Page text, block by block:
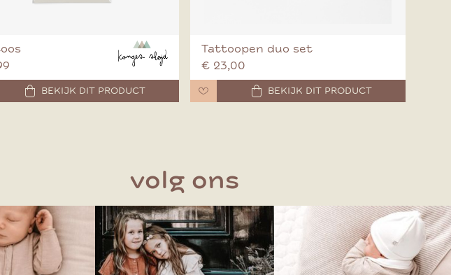
BEKIJK DIT PRODUCT
Tattoopen duo set
€ 23,00
BEKIJK DIT PRODUCT
volg ons